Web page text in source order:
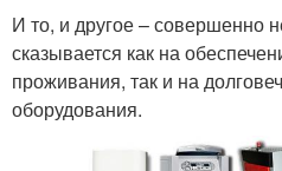
И то, и другое – совершенно
сказывается как на
проживания, так и на
оборудования.